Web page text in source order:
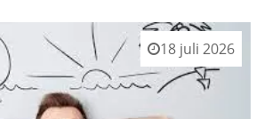
18 juli 2026